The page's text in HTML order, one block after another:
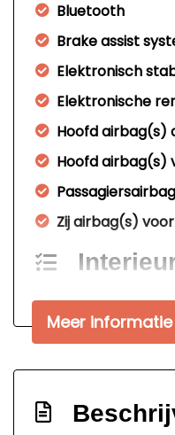
Bluetooth
Brake assist
Elektronisch
Elektronische
Hoofd airbag(s)
Hoofd airbag(s)
Passagiersairbag
Zij airbag(s) voor
Airco
Armsteun achter
Binnenspiegel
Meer informatie